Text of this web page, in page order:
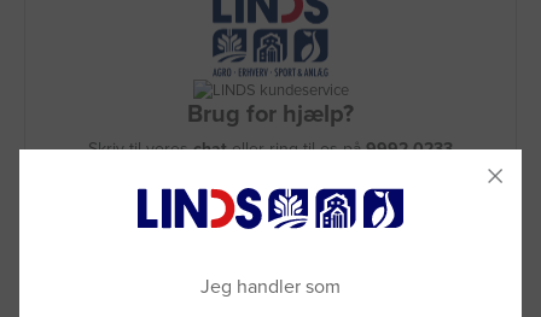
Brug for hjælp?
Skriv til voreschateller ring til os på9992 0233
Du kan også kontakte din lokale sælger
Jeg handler som